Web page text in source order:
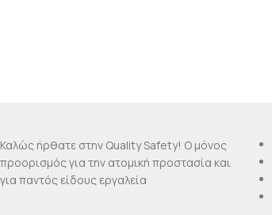
Καλώς ήρθατε στην Quality Safety! Ο μόνος
προορισμός για την ατομική προστασία και
για παντός είδους εργαλεία